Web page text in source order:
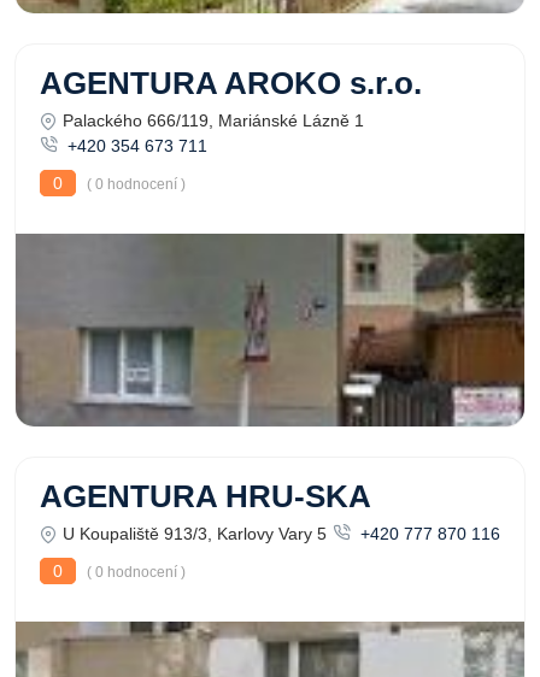
AGENTURA AROKO s.r.o.
Palackého 666/119, Mariánské Lázně 1
+420 354 673 711
0
( 0 hodnocení )
AGENTURA HRU-SKA
U Koupaliště 913/3, Karlovy Vary 5
+420 777 870 116
0
( 0 hodnocení )